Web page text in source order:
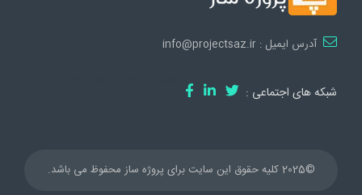
آدرس ایمیل : info@projectsaz.ir
شبکه های اجتماعی :
©2025 کلیه حقوق این سایت برای پروژه ساز محفوظ می باشد.